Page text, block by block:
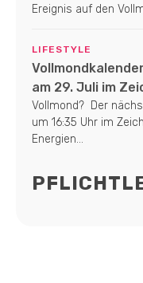
Ereignis auf den
LIFESTYLE
am 29. Juli im
Vollmond? Der
um 16:35 Uhr im
Energien...